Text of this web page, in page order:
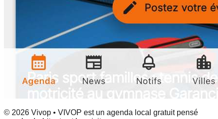
© 2026 Vivop • VIVOP est un agenda local gratuit pensé